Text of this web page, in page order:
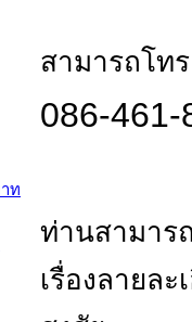
สามารถโท
086-461-
ท่านสามาร
เรื่องลายล